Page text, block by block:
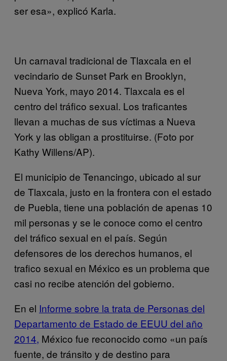
ser esa», explicó Karla.
Un carnaval tradicional de Tlaxcala en el
vecindario de Sunset Park en Brooklyn,
Nueva York, mayo 2014. Tlaxcala es el
centro del tráfico sexual. Los traficantes
llevan a muchas de sus víctimas a Nueva
York y las obligan a prostituirse. (Foto por
Kathy Willens/AP).
El municipio de Tenancingo, ubicado al sur
de Tlaxcala, justo en la frontera con el estado
de Puebla, tiene una población de apenas 10
mil personas y se le conoce como el centro
del tráfico sexual en el país. Según
defensores de los derechos humanos, el
trafico sexual en México es un problema que
casi no recibe atención del gobierno.
En el Informe sobre la trata de Personas del
Departamento de Estado de EEUU del año
2014, México fue reconocido como «un país
fuente, de tránsito y de destino para